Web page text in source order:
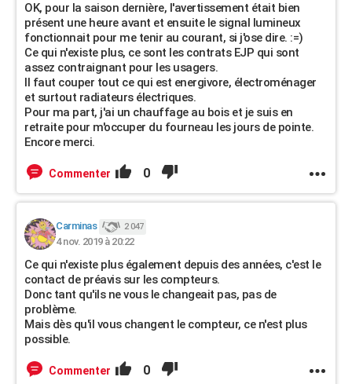
OK, pour la saison dernière, l'avertissement était bien
présent une heure avant et ensuite le signal lumineux
fonctionnait pour me tenir au courant, si j'ose dire. :=)
Ce qui n'existe plus, ce sont les contrats EJP qui sont
assez contraignant pour les usagers.
Il faut couper tout ce qui est energivore, électroménager
et surtout radiateurs électriques.
Pour ma part, j'ai un chauffage au bois et je suis en
retraite pour m'occuper du fourneau les jours de pointe.
Encore merci.
Commenter 0
Carminas 2 047
4 nov. 2019 à 20:22
Ce qui n'existe plus également depuis des années, c'est le
contact de préavis sur les compteurs.
Donc tant qu'ils ne vous le changeait pas, pas de
problème.
Mais dès qu'il vous changent le compteur, ce n'est plus
possible.
Commenter 0